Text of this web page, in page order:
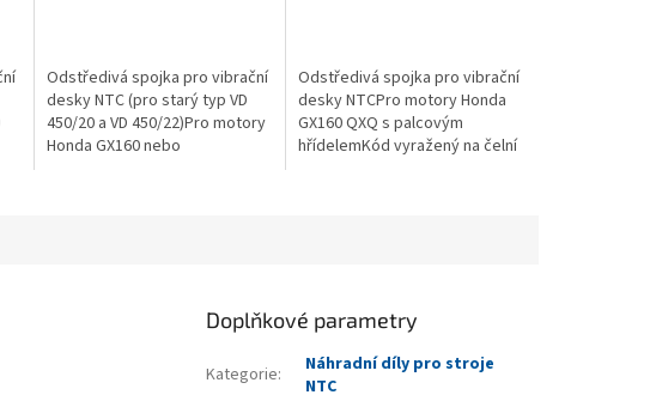
Odstředivá spojka pro vibrační
desky NTC (pro starý typ VD
450/20 a VD 450/22)Pro motory
Honda GX160 nebo
Odstředivá spojka pro vibrační
desky NTCPro motory Honda
GX160 QXQ s palcovým
hřídelemKód vyražený na čelní
Doplňkové parametry
Kategorie:
Náhradní díly pro stroje
NTC